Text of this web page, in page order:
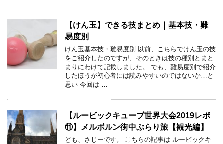
【けん玉】できる技まとめ｜基本技・難
易度別
けん玉基本技・難易度別 以前、こちらでけん玉の技
をご紹介したのですが、そのときは技の種別とまと
まりにわけて記載しました。 でも、難易度別で紹介
したほうが初心者には読みやすいのではないか…と
思い 今回は …
【ルービックキューブ世界大会2019レポ
⑪】メルボルン街中ぶらり旅【観光編】
ども、さじーです。 こちらの記事は ルービックキ